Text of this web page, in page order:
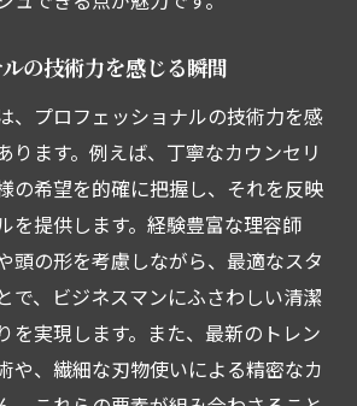
の技術力を感じる瞬間
、プロフェッショナルの技術力を感
ります。例えば、丁寧なカウンセリ
の希望を的確に把握し、それを反映
を提供します。経験豊富な理容師
頭の形を考慮しながら、最適なスタ
で、ビジネスマンにふさわしい清潔
を実現します。また、最新のトレン
や、繊細な刃物使いによる精密なカ